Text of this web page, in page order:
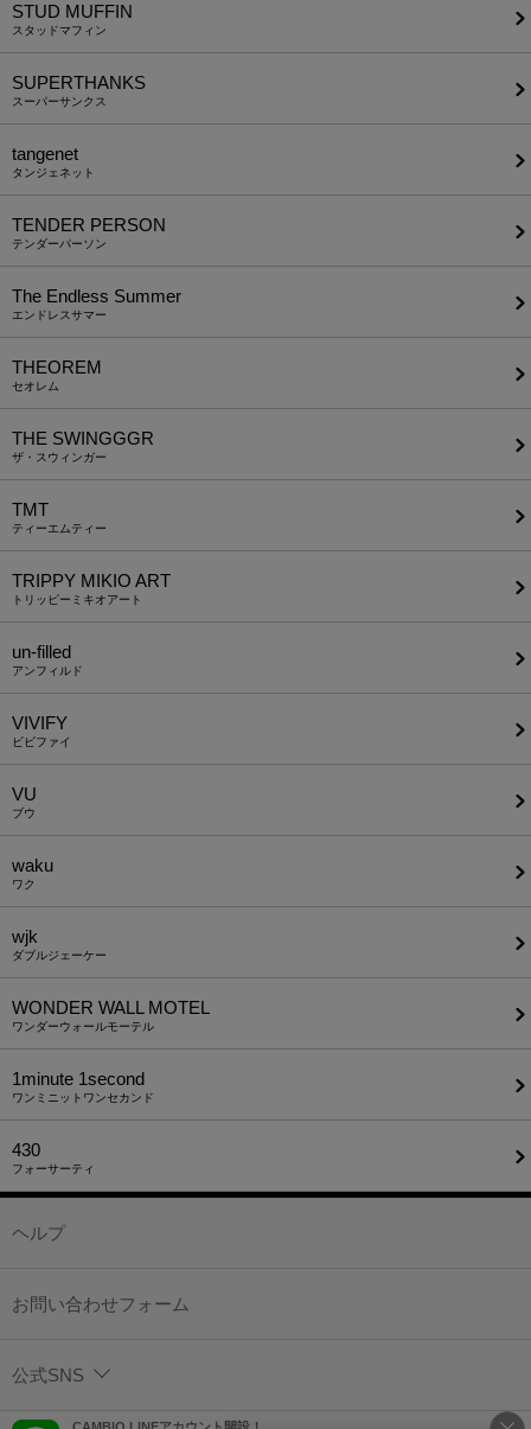
STUD MUFFIN
スタッドマフィン
SUPERTHANKS
スーパーサンクス
tangenet
タンジェネット
TENDER PERSON
テンダーパーソン
The Endless Summer
エンドレスサマー
THEOREM
セオレム
THE SWINGGGR
ザ・スウィンガー
TMT
ティーエムティー
TRIPPY MIKIO ART
トリッピーミキオアート
un-filled
アンフィルド
VIVIFY
ビビファイ
VU
ブウ
waku
ワク
wjk
ダブルジェーケー
WONDER WALL MOTEL
ワンダーウォールモーテル
1minute​ 1second
ワンミニットワンセカンド
430
フォーサーティ
ヘルプ
お問い合わせフォーム
公式SNS